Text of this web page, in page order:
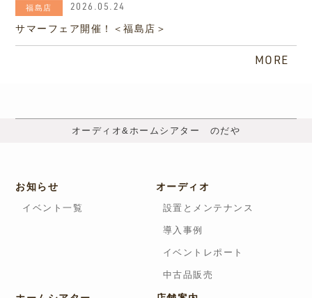
福島店
2026.05.24
サマーフェア開催！＜福島店＞
MORE
オーディオ&ホームシアター のだや
お知らせ
イベント一覧
オーディオ
設置とメンテナンス
導入事例
イベントレポート
中古品販売